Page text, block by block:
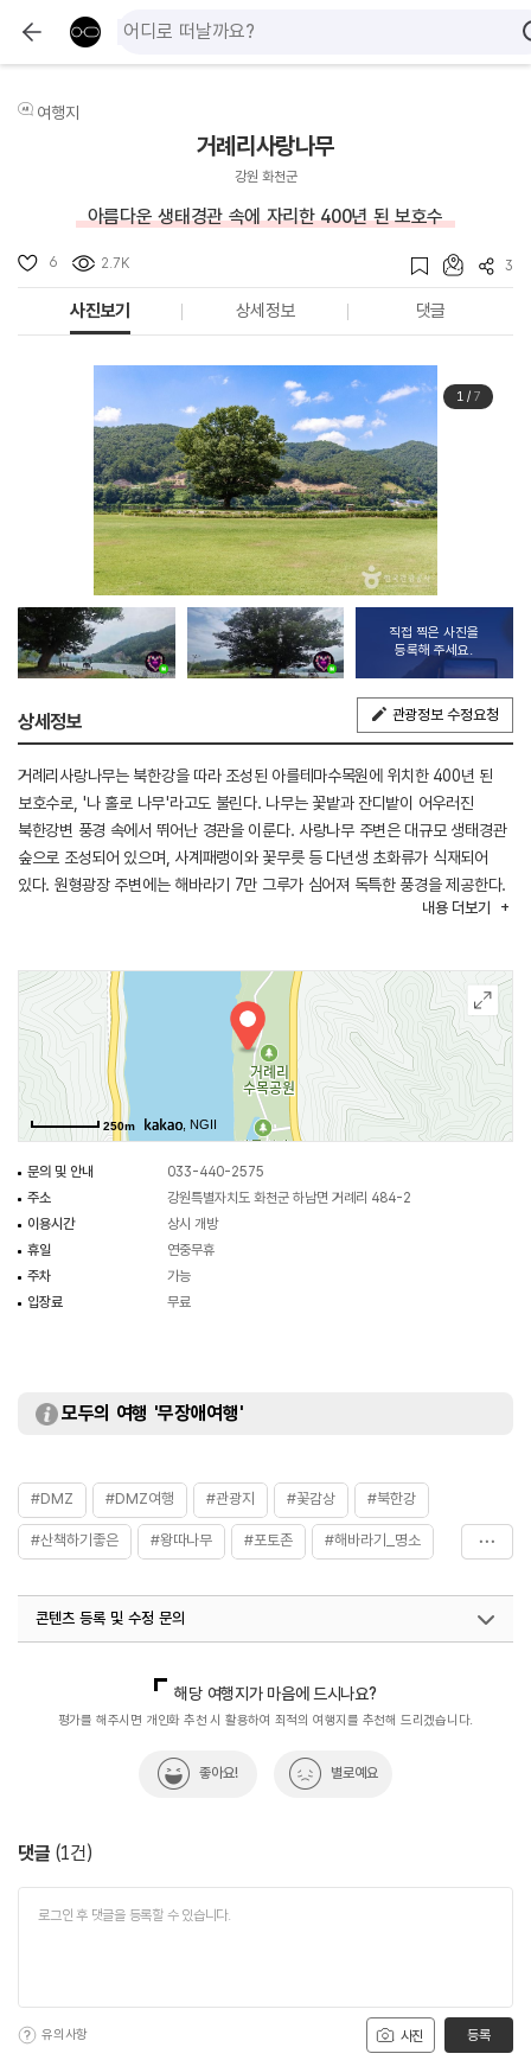
여행지
거례리사랑나무
강원 화천군
아름다운 생태경관 속에 자리한 400년 된 보호수
6 2.7K 3
사진보기 상세정보 댓글
1/ 7
직접 찍은 사진을
등록해 주세요.
상세정보 관광정보 수정요청
거례리사랑나무는 북한강을 따라 조성된 아를테마수목원에 위치한 400년 된
보호수로, '나 홀로 나무'라고도 불린다. 나무는 꽃밭과 잔디밭이 어우러진
북한강변 풍경 속에서 뛰어난 경관을 이룬다. 사랑나무 주변은 대규모 생태경관
숲으로 조성되어 있으며, 사계패랭이와 꽃무릇 등 다년생 초화류가 식재되어
있다. 원형광장 주변에는 해바라기 7만 그루가 심어져 독특한 풍경을 제공한다.
경관숲에는 암석초 화원, 수변 잔디공원, 전망데크, 목교, 부유 분수 등이
내용 더보기
250m , NGII
문의 및 안내
033-440-2575
주소
강원특별자치도 화천군 하남면 거례리 484-2
이용시간
상시 개방
휴일
연중무휴
주차
가능
입장료
무료
모두의 여행 '무장애여행'
#DMZ #DMZ여행 #관광지 #꽃감상 #북한강
#산책하기좋은 #왕따나무 #포토존 #해바라기_명소
콘텐츠 등록 및 수정 문의
해당 여행지가 마음에 드시나요?
평가를 해주시면 개인화 추천 시 활용하여 최적의 여행지를 추천해 드리겠습니다.
좋아요! 별로예요
댓글 (1건)
사진
유의사항 등록